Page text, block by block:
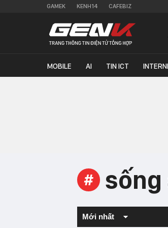
GAMEK KENH14 CAFEBIZ
MOBILE AI TIN ICT
# sống
Mới nhất